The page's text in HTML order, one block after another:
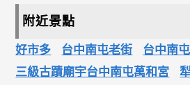
附近景點
好市多 台中南屯老街
台中南
三級古蹟廟宇台中南屯萬和宮